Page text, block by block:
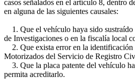
casos señalados en el artículo 8, dentro
en alguna de las siguientes causales:
1. Que el vehículo haya sido sustraído
de Investigaciones o en la fiscalía local
2. Que exista error en la identificación
Motorizados del Servicio de Registro
3. Que la placa patente del vehículo
permita acreditarlo.